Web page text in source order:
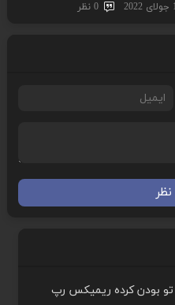
0 نظر
تو بودن کرده ریمیکس رپ